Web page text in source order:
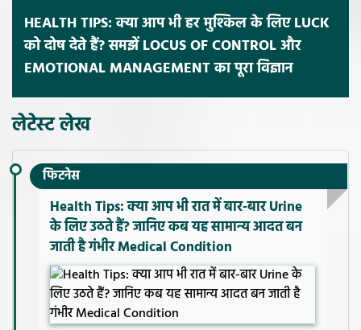
HEALTH TIPS: क्या आप भी हर मुश्किल के लिए LUCK
को दोष देते हैं? समझें LOCUS OF CONTROL और
EMOTIONAL MANAGEMENT का पूरा विज्ञान
लेटेस्ट लेख
फिटनेस
Health Tips: क्या आप भी रात में बार-बार Urine
के लिए उठते हैं? जानिए कब यह सामान्य आदत बन
जाती है गंभीर Medical Condition